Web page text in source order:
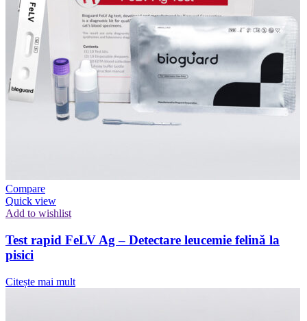
Compare
Quick view
Add to wishlist
Test rapid FeLV Ag – Detectare leucemie felină la
pisici
Citește mai mult